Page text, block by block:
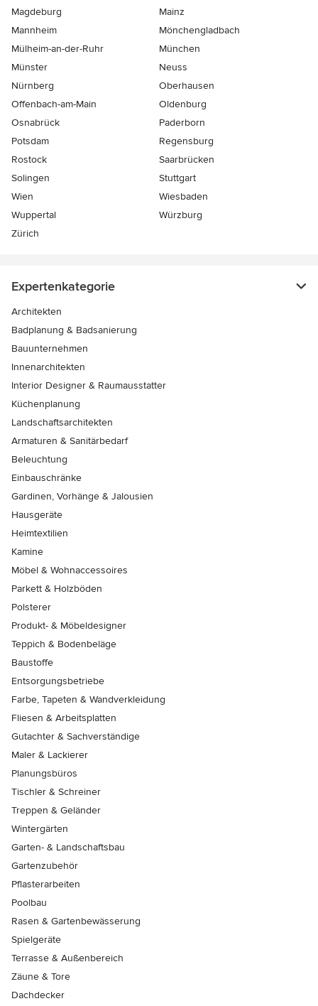
Magdeburg
Mainz
Mannheim
Mönchen­gladbach
Mülheim-an-der-Ruhr
München
Münster
Neuss
Nürnberg
Oberhausen
Offenbach-am-Main
Oldenburg
Osnabrück
Paderborn
Potsdam
Regensburg
Rostock
Saarbrücken
Solingen
Stuttgart
Wien
Wiesbaden
Wuppertal
Würzburg
Zürich
Expertenkategorie
Architekten
Badplanung & Badsanierung
Bauunternehmen
Innenarchitekten
Interior Designer & Raumausstatter
Küchenplanung
Landschaftsarchitekten
Armaturen & Sanitärbedarf
Beleuchtung
Einbauschränke
Gardinen, Vorhänge & Jalousien
Hausgeräte
Heimtextilien
Kamine
Möbel & Wohnaccessoires
Parkett & Holzböden
Polsterer
Produkt- & Möbeldesigner
Teppich & Bodenbeläge
Baustoffe
Entsorgungsbetriebe
Farbe, Tapeten & Wandverkleidung
Fliesen & Arbeitsplatten
Gutachter & Sachverständige
Maler & Lackierer
Planungsbüros
Tischler & Schreiner
Treppen & Geländer
Wintergärten
Garten- & Landschaftsbau
Gartenzubehör
Pflasterarbeiten
Poolbau
Rasen & Gartenbewässerung
Spielgeräte
Terrasse & Außenbereich
Zäune & Tore
Dachdecker